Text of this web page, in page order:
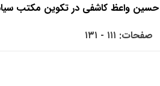
صفحات: ۱۱۱ - ۱۳۱